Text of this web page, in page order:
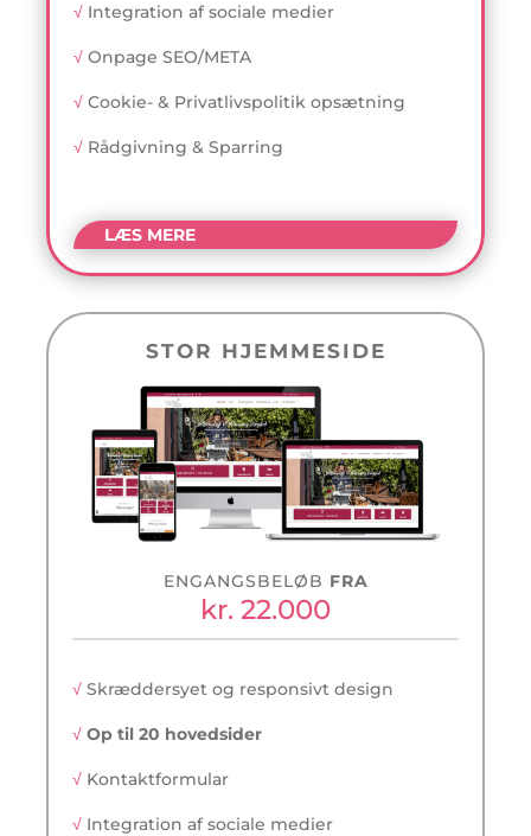
√Integration af sociale medier
√Onpage SEO/META
√Cookie- & Privatlivspolitik opsætning
√Rådgivning & Sparring
LÆS MERE
STOR HJEMMESIDE
ENGANGSBELØB FRA
kr. 22.000
√Skræddersyet og responsivt design
√ Op til 20 hovedsider
√Kontaktformular
√Integration af sociale medier